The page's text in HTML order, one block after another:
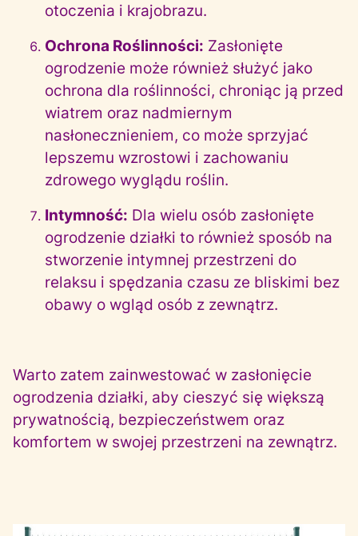
otoczenia i krajobrazu.
Ochrona Roślinności: Zasłonięte
ogrodzenie może również służyć jako
ochrona dla roślinności, chroniąc ją przed
wiatrem oraz nadmiernym
nasłonecznieniem, co może sprzyjać
lepszemu wzrostowi i zachowaniu
zdrowego wyglądu roślin.
Intymność: Dla wielu osób zasłonięte
ogrodzenie działki to również sposób na
stworzenie intymnej przestrzeni do
relaksu i spędzania czasu ze bliskimi bez
obawy o wgląd osób z zewnątrz.
Warto zatem zainwestować w zasłonięcie
ogrodzenia działki, aby cieszyć się większą
prywatnością, bezpieczeństwem oraz
komfortem w swojej przestrzeni na zewnątrz.